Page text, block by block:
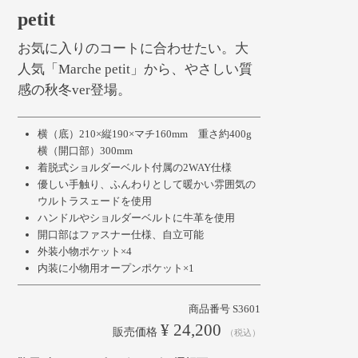
petit
お気に入りのコートに合わせたい。大
人気「Marche petit」から、やさしい質
感の秋冬ver登場。
横（底）210×縦190×マチ160mm 重さ約400g
横（開口部）300mm
着脱式ショルダーベルト付属の2WAY仕様
優しい手触り、ふんわりとして暖かい雰囲気の
ウルトラスェードを使用
ハンドルやショルダーベルトに牛革を使用
開口部はファスナー仕様、自立可能
外装小物ポケット×4
内装に小物用オープンポケット×1
商品番号 S3601
販売価格 ¥ 24,200 税込